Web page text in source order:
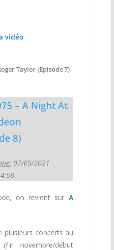
vidéo
Taylor (Episode 7)
– A Night At
8)
07/05/2021
on revient surA
plusieurs concerts au
(fin novembre/début